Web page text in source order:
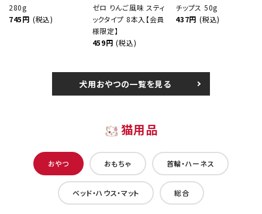
280g
745円 (税込)
ゼロ りんご風味 スティ
ックタイプ 8本入【会員
様限定】
459円 (税込)
チップス 50g
437円 (税込)
犬用おやつの一覧を見る
猫用品
おやつ おもちゃ 首輪・ハーネス
ベッド・ハウス・マット 総合